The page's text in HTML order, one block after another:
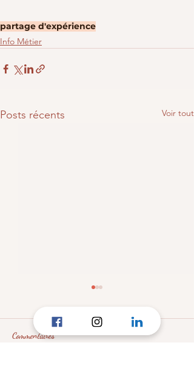
partage d'expérience
Info Métier
Posts récents Voir tout
Commentaires